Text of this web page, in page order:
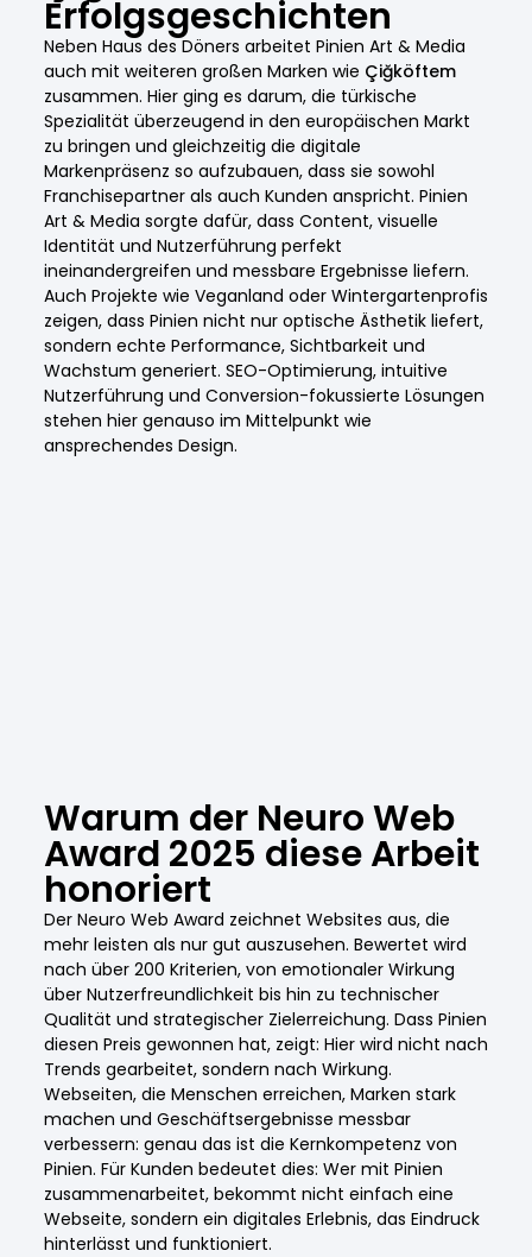
Erfolgsgeschichten
Neben Haus des Döners arbeitet Pinien Art & Media
auch mit weiteren großen Marken wie Çiğköftem
zusammen. Hier ging es darum, die türkische
Spezialität überzeugend in den europäischen Markt
zu bringen und gleichzeitig die digitale
Markenpräsenz so aufzubauen, dass sie sowohl
Franchisepartner als auch Kunden anspricht. Pinien
Art & Media sorgte dafür, dass Content, visuelle
Identität und Nutzerführung perfekt
ineinandergreifen und messbare Ergebnisse liefern.
Auch Projekte wie Veganland oder Wintergartenprofis
zeigen, dass Pinien nicht nur optische Ästhetik liefert,
sondern echte Performance, Sichtbarkeit und
Wachstum generiert. SEO-Optimierung, intuitive
Nutzerführung und Conversion-fokussierte Lösungen
stehen hier genauso im Mittelpunkt wie
ansprechendes Design.
Warum der Neuro Web
Award 2025 diese Arbeit
honoriert
Der Neuro Web Award zeichnet Websites aus, die
mehr leisten als nur gut auszusehen. Bewertet wird
nach über 200 Kriterien, von emotionaler Wirkung
über Nutzerfreundlichkeit bis hin zu technischer
Qualität und strategischer Zielerreichung. Dass Pinien
diesen Preis gewonnen hat, zeigt: Hier wird nicht nach
Trends gearbeitet, sondern nach Wirkung.
Webseiten, die Menschen erreichen, Marken stark
machen und Geschäftsergebnisse messbar
verbessern: genau das ist die Kernkompetenz von
Pinien. Für Kunden bedeutet dies: Wer mit Pinien
zusammenarbeitet, bekommt nicht einfach eine
Webseite, sondern ein digitales Erlebnis, das Eindruck
hinterlässt und funktioniert.